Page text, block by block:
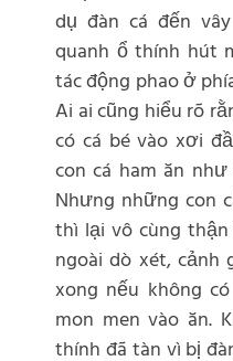
dụ đàn cá đến
quanh ổ thính hút
tác động phao ở
Ai ai cũng hiểu rõ
có cá bé vào xơi
con cá ham ăn
Nhưng những con
thì lại vô cùng
ngoài dò xét, cảnh
xong nếu không
mon men vào ăn.
thính đã tàn vì bị